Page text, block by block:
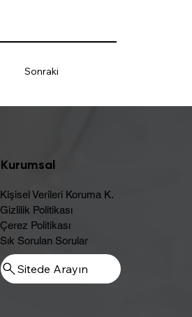
Sonraki
Kurumsal
Kişisel Verileri Koruma K.
Gizlilik Politikası
Çerez Politikası
Sık Sorulan Sorular
Sitede Arayın